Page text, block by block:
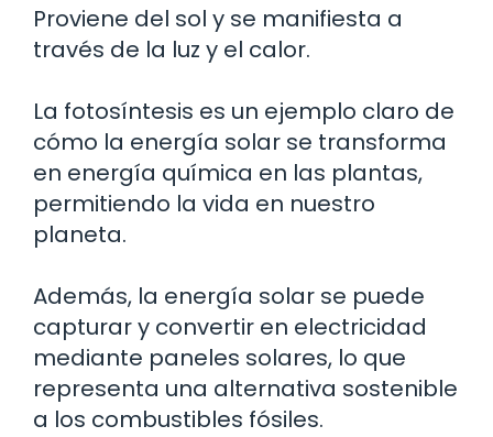
Proviene del sol y se manifiesta a
través de la luz y el calor.
La fotosíntesis es un ejemplo claro de
cómo la energía solar se transforma
en energía química en las plantas,
permitiendo la vida en nuestro
planeta.
Además, la energía solar se puede
capturar y convertir en electricidad
mediante paneles solares, lo que
representa una alternativa sostenible
a los combustibles fósiles.